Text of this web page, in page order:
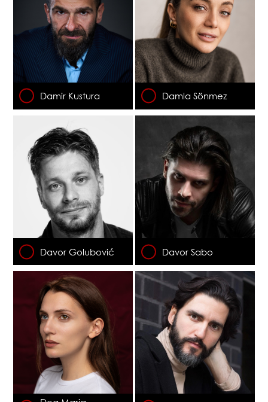
Damir Kustura Damla Sönmez
Davor Golubović Davor Sabo